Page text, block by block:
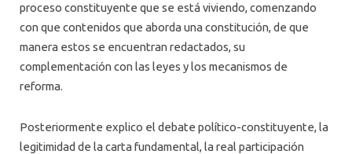
proceso constituyente que se está viviendo, comenzando
con que contenidos que aborda una constitución, de que
manera estos se encuentran redactados, su
complementación con las leyes y los mecanismos de
reforma.
Posteriormente explico el debate político-constituyente, la
legitimidad de la carta fundamental, la real participación